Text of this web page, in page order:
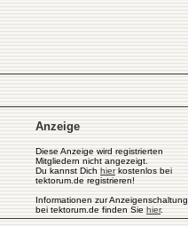
Anzeige
Diese Anzeige wird registrierten
Mitgliedern nicht angezeigt.
Du kannst Dich hierkostenlos bei
tektorum.de registrieren!
Informationen zur Anzeigenschaltung
bei tektorum.de finden Sie hier.